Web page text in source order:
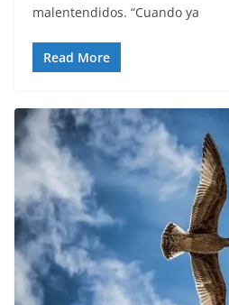
malentendidos. “Cuando ya
Read More